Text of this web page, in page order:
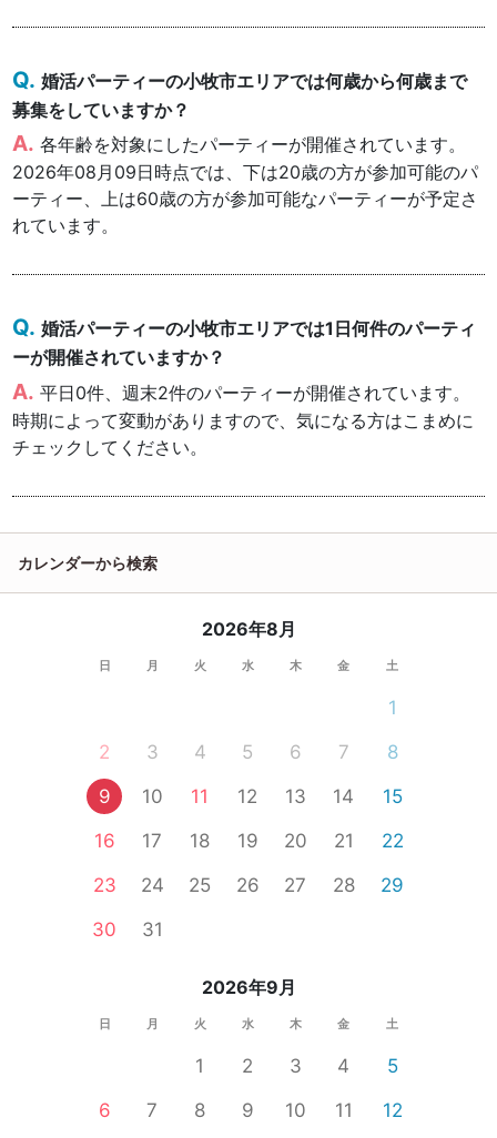
婚活パーティーの小牧市エリアでは何歳から何歳まで
募集をしていますか？
各年齢を対象にしたパーティーが開催されています。
2026年08月09日時点では、下は20歳の方が参加可能のパ
ーティー、上は60歳の方が参加可能なパーティーが予定さ
れています。
婚活パーティーの小牧市エリアでは1日何件のパーティ
ーが開催されていますか？
平日0件、週末2件のパーティーが開催されています。
時期によって変動がありますので、気になる方はこまめに
チェックしてください。
カレンダーから検索
2026年8月
日 月 火 水 木 金 土
1
2
3 4 5 6 7
8
9
10 11 12 13 14
15
16
17 18 19 20 21
22
23
24 25 26 27 28
29
30
31
2026年9月
日 月 火 水 木 金 土
1 2 3 4
5
6
7 8 9 10 11 12